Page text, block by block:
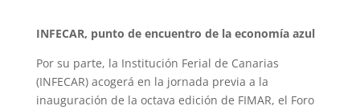
INFECAR, punto de encuentro de la economía azul
Por su parte, la Institución Ferial de Canarias
(INFECAR) acogerá en la jornada previa a la
inauguración de la octava edición de FIMAR, el Foro